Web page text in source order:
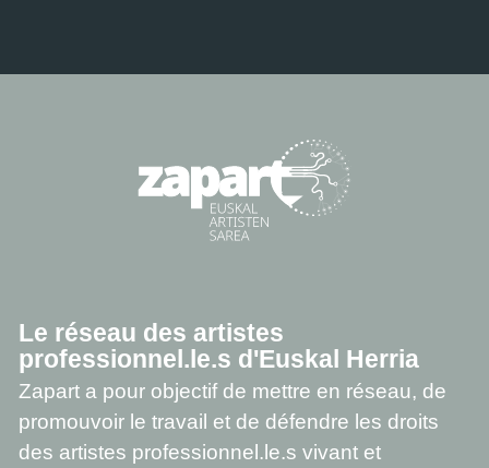
Le réseau des artistes
professionnel.le.s d'Euskal Herria
Zapart a pour objectif de mettre en réseau, de
promouvoir le travail et de défendre les droits
des artistes professionnel.le.s vivant et